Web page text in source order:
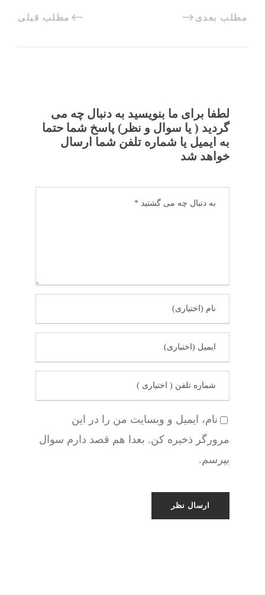
مطلب قبلی مطلب بعدی
لطفا برای ما بنویسید به دنبال چه می
گردید ( یا سوال و نظر) پاسخ شما حتما
به ایمیل یا شماره تلفن شما ارسال
خواهد شد
نام، ایمیل و وبسایت من را در این
مرورگر ذخیره کن. بعدا هم قصد دارم سوال
بپرسم.